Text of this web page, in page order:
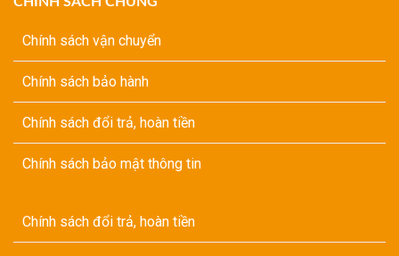
Chính sách vận chuyển
Chính sách bảo hành
Chính sách đổi trả, hoàn tiền
Chính sách bảo mật thông tin
Chính sách đổi trả, hoàn tiền